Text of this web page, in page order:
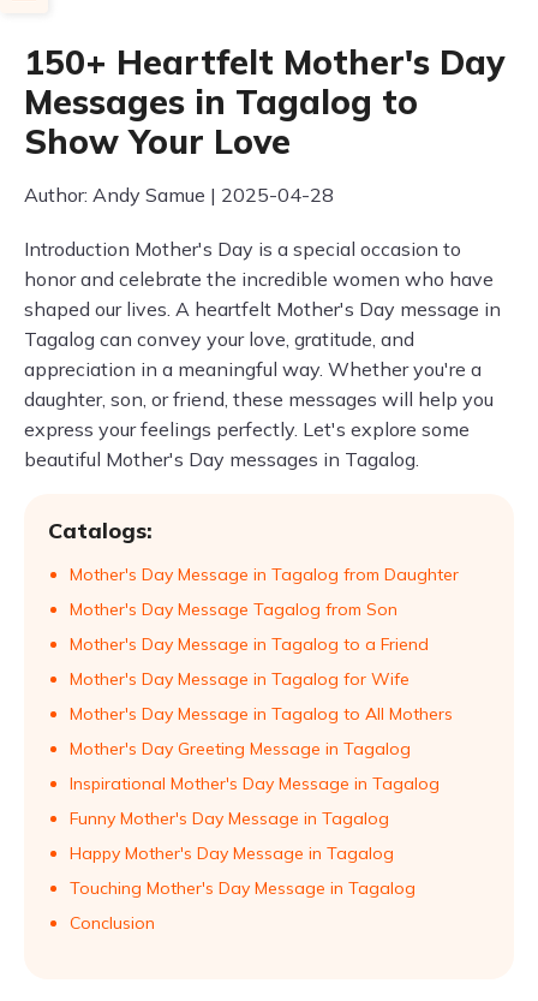
150+ Heartfelt Mother's Day
Messages in Tagalog to
Show Your Love
Author: Andy Samue | 2025-04-28
Introduction Mother's Day is a special occasion to
honor and celebrate the incredible women who have
shaped our lives. A heartfelt Mother's Day message in
Tagalog can convey your love, gratitude, and
appreciation in a meaningful way. Whether you're a
daughter, son, or friend, these messages will help you
express your feelings perfectly. Let's explore some
beautiful Mother's Day messages in Tagalog.
Catalogs:
Mother's Day Message in Tagalog from Daughter
Mother's Day Message Tagalog from Son
Mother's Day Message in Tagalog to a Friend
Mother's Day Message in Tagalog for Wife
Mother's Day Message in Tagalog to All Mothers
Mother's Day Greeting Message in Tagalog
Inspirational Mother's Day Message in Tagalog
Funny Mother's Day Message in Tagalog
Happy Mother's Day Message in Tagalog
Touching Mother's Day Message in Tagalog
Conclusion